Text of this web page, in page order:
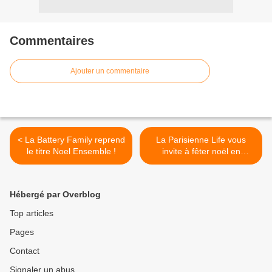
Commentaires
Ajouter un commentaire
< La Battery Family reprend
le titre Noel Ensemble !
La Parisienne Life vous
invite à fêter noël en
musique ! >
Hébergé par Overblog
Top articles
Pages
Contact
Signaler un abus